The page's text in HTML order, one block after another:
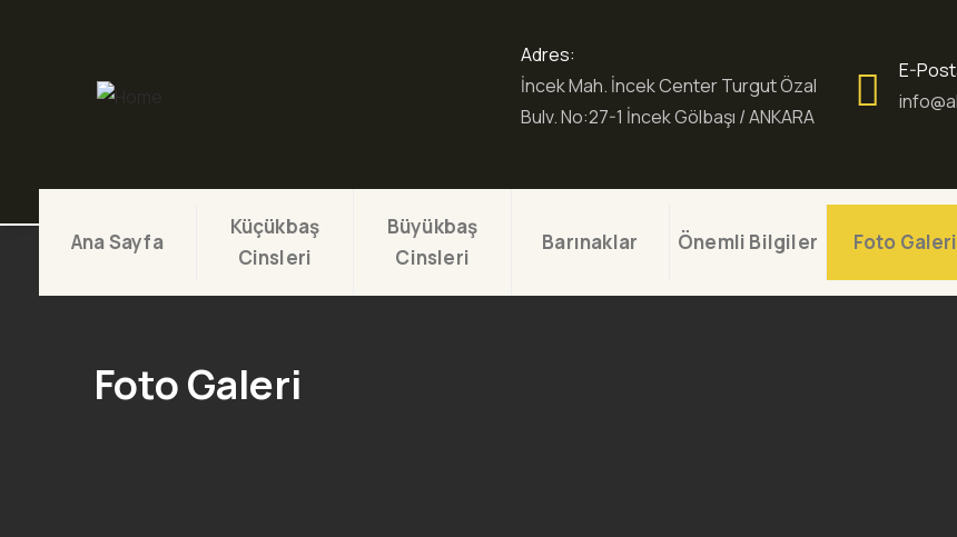
Adres:
İncek Mah. İncek Center Turgut Özal
Bulv. No:27-1 İncek Gölbaşı / ANKARA
E-
Ana Sayfa
Küçükbaş
Cinsleri
Büyükbaş
Cinsleri
Barınaklar Önemli Bilgiler Foto Galeri
Foto Galeri